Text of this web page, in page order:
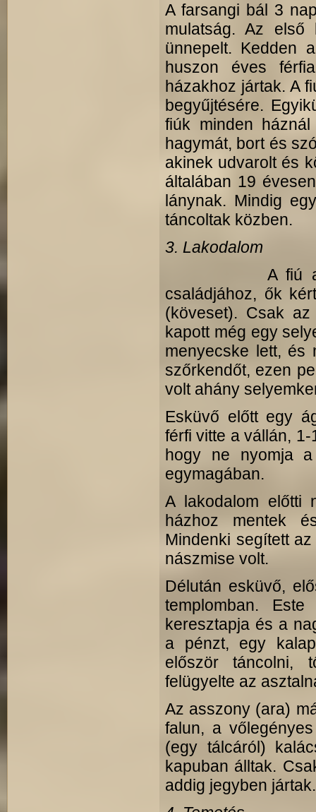
A farsangi bál 3
mulatság. Az első
ünnepelt. Kedden
huszon éves
házakhoz jártak. A
begyűjtésére.
fiúk minden
hagymát, bort és
akinek udvarolt és
általában 19
lánynak. Mindig
táncoltak közben.
3. Lakodalom
A fiú anyja
családjához, ők
(köveset). Csak
kapott még egy
menyecske lett, és
szőrkendőt, ezen
volt ahány
Esküvő előtt egy
férfi vitte a vállán,
hogy ne nyomja
egymagában.
A lakodalom előtti
házhoz mentek
Mindenki segített
nászmise volt.
Délután esküvő,
templomban.
keresztapja és a
a pénzt, egy
először táncolni,
felügyelte az
Az asszony (ara)
falun, a
(egy tálcáról)
kapuban álltak.
addig jegyben